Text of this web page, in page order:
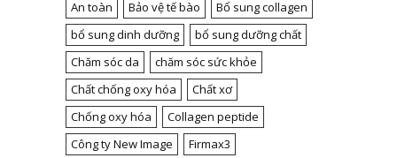
An toàn Bảo vệ tế bào
Bổ sung collagen
bổ sung dinh dưỡng
bổ sung dưỡng chất
Chăm sóc da
chăm sóc sức khỏe
Chất chống oxy hóa
Chất xơ
Chống oxy hóa
Collagen peptide
Công ty New Image
Firmax3